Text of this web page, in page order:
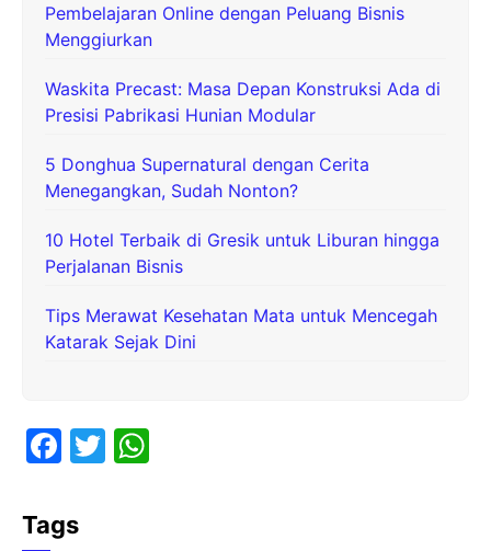
Pembelajaran Online dengan Peluang Bisnis
Menggiurkan
Waskita Precast: Masa Depan Konstruksi Ada di
Presisi Pabrikasi Hunian Modular
5 Donghua Supernatural dengan Cerita
Menegangkan, Sudah Nonton?
10 Hotel Terbaik di Gresik untuk Liburan hingga
Perjalanan Bisnis
Tips Merawat Kesehatan Mata untuk Mencegah
Katarak Sejak Dini
F
c
T
Tags